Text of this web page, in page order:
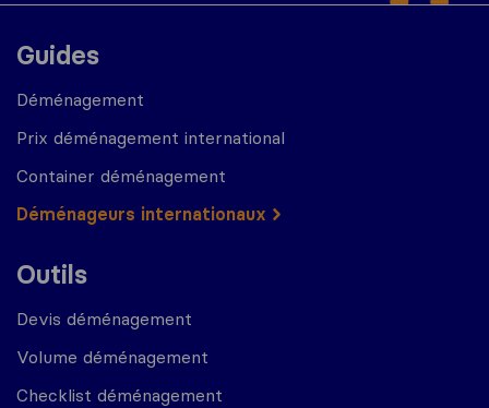
Guides
Déménagement
Prix déménagement international
Container déménagement
Déménageurs internationaux
Outils
Devis déménagement
Volume déménagement
Checklist déménagement